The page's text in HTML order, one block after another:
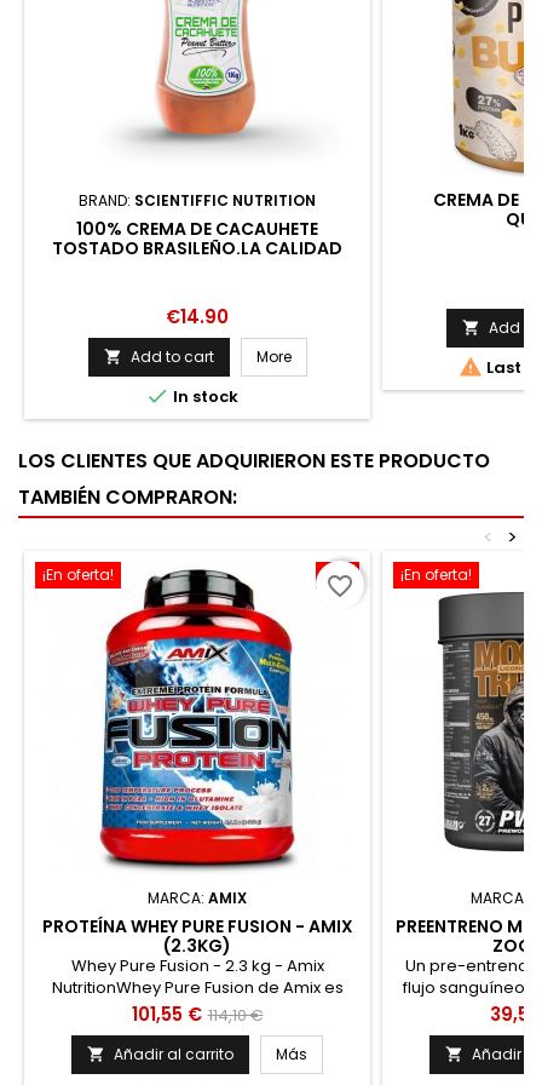
BRAND: SCIENTIFFIC NUTRITION
100% CREMA DE CACAUHETE
TOSTADO BRASILEÑO.LA CALIDAD
PALMA.SOLO CACA
Price
€14.90
 Add to cart More
 In stock
CREMA DE
 Add
 Last
LOS CLIENTES QUE ADQUIRIERON ESTE PRODUCTO
TAMBIÉN COMPRARON:
>
<
-11%
¡En oferta!
MARCA: AMIX
PROTEÍNA WHEY PURE FUSION - AMIX
(2.3KG)
Whey Pure Fusion - 2.3 kg - Amix
NutritionWhey Pure Fusion de Amix es
una potente mezcla de proteína de muy
alta calidad más una excelente
combinación de aminoácidos
ramificados y esenciales que ayuda a
Precio
101,55 € Precio
base
114,10 €
 Añadir al carrito Más
favorite_border ¡En oferta!
MARCA:
PREENTRENO
Un pre-entreno
flujo sanguíneo
fuerza y la
nítrico con
contrastada por
 Añadir